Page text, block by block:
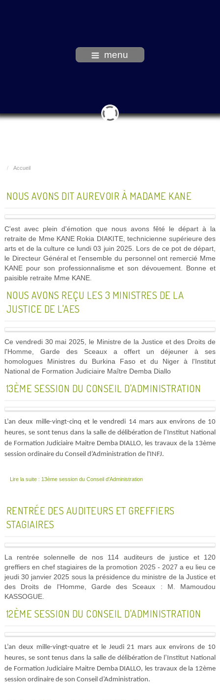
menu
Accueil
NOUS AVONS DIT AUREVOIR À MADAME KANE
C'est avec plein d'émotion que nous avons fêté le départ à la
retraite de Mme KANE Rokia DIAKITE, technicienne supérieure des
arts et de la culture ce lundi 03 juin 2025. Lors de ce pot de départ,
le Directeur Général et l'ensemble du personnel ont remercié Mme
KANE pour son professionnalisme et son dévouement. Bonne et
paisible retraite Mme KANE.
NOUS AVONS REÇU LES 3 MINISTRES DE LA
JUSTICE DE L'AES
Ce vendredi 30 mai 2025, le Ministre de la Justice et des Droits de
l'Homme, Garde des Sceaux a offert un déjeuner à ses
homologues Ministres du Burkina Faso et du Niger à l'Institut
National de Formation Judiciaire Maître Demba Diallo
13ÈME SESSION DU CONSEIL D'ADMINISTRATION
L’an deux mille-vingt-cinq et le vendredi 14 mars aux environs de 10
heures, se sont tenus dans la salle de délibération de l’Institut National
de Formation Judiciaire Maitre Demba DIALLO, les travaux de la 13ème
session ordinaire du Conseil d’Administration de l'INFJ.
Lire la suite : 13ème session du Conseil d'Administration
RENTRÉE DES AUDITEURS ET GREFFIERS
STAGIAIRES
La rentrée solennelle de nos 114 auditeurs de justice et 120
greffiers en chef stagiaires de la promotion 2025 - 2027 a eu lieu ce
jeudi 30 janvier 2025 sous la présidence du ministre de la Justice et
des Droits de l'Homme, Garde des Sceaux : M. Mamoudou
KASSOGUE.
12ÈME SESSION DU CONSEIL D'ADMINISTRATION
L’an deux mille-vingt-quatre et le Jeudi 21 mars aux environs de 10
heures, se sont tenus dans la salle de délibération de l’Institut National
de Formation Judiciaire Maitre Demba DIALLO, les travaux de la 12ème
session ordinaire de son Conseil d’Administration.